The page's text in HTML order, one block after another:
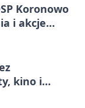
Koronowo
i akcje
kino i